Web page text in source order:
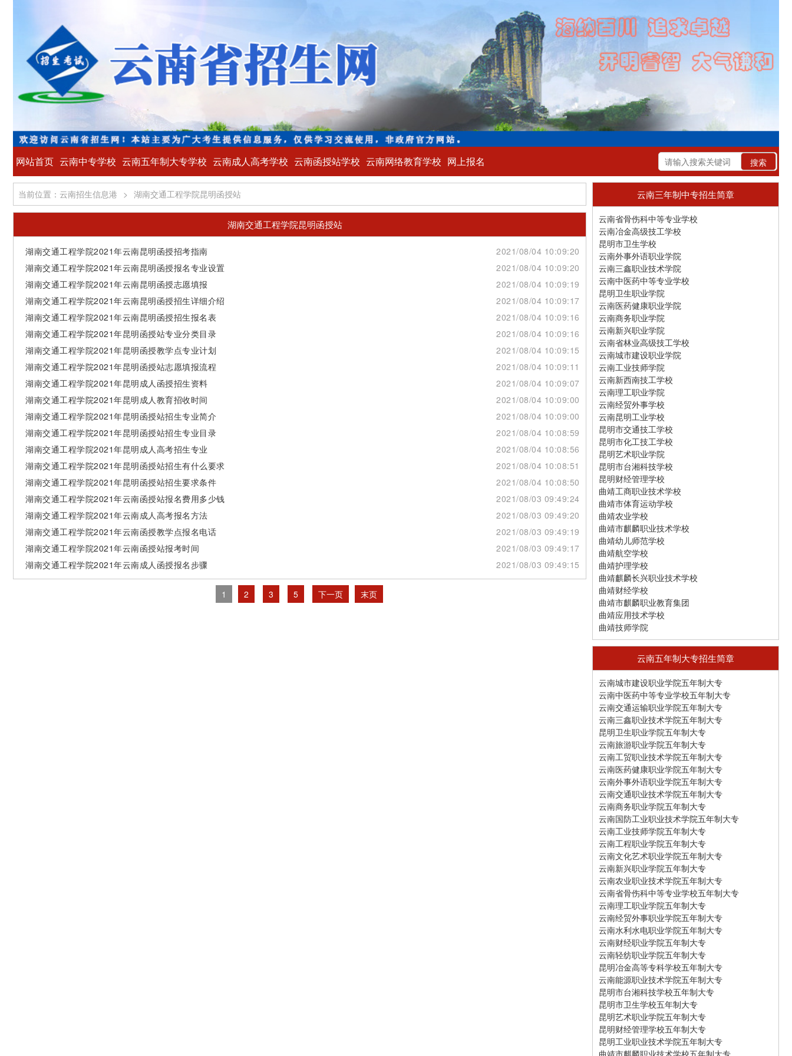
网站首页 云南中专学校 云南五年制大专学校 云南成人高考学校 云南函授站学校 云南网络教育学校 网上报名
当前位置：云南招生信息港 > 湖南交通工程学院昆明函授站
湖南交通工程学院昆明函授站
湖南交通工程学院2021年云南昆明函授招考指南
2021/08/04 10:09:20
湖南交通工程学院2021年云南昆明函授报名专业设置
2021/08/04 10:09:20
湖南交通工程学院2021年云南昆明函授志愿填报
2021/08/04 10:09:19
湖南交通工程学院2021年云南昆明函授招生详细介绍
2021/08/04 10:09:17
湖南交通工程学院2021年云南昆明函授招生报名表
2021/08/04 10:09:16
湖南交通工程学院2021年昆明函授站专业分类目录
2021/08/04 10:09:16
湖南交通工程学院2021年昆明函授教学点专业计划
2021/08/04 10:09:15
湖南交通工程学院2021年昆明函授站志愿填报流程
2021/08/04 10:09:11
湖南交通工程学院2021年昆明成人函授招生资料
2021/08/04 10:09:07
湖南交通工程学院2021年昆明成人教育招收时间
2021/08/04 10:09:00
湖南交通工程学院2021年昆明函授站招生专业简介
2021/08/04 10:09:00
湖南交通工程学院2021年昆明函授站招生专业目录
2021/08/04 10:08:59
湖南交通工程学院2021年昆明成人高考招生专业
2021/08/04 10:08:56
湖南交通工程学院2021年昆明函授站招生有什么要求
2021/08/04 10:08:51
湖南交通工程学院2021年昆明函授站招生要求条件
2021/08/04 10:08:50
湖南交通工程学院2021年云南函授站报名费用多少钱
2021/08/03 09:49:24
湖南交通工程学院2021年云南成人高考报名方法
2021/08/03 09:49:20
湖南交通工程学院2021年云南函授教学点报名电话
2021/08/03 09:49:19
湖南交通工程学院2021年云南函授站报考时间
2021/08/03 09:49:17
湖南交通工程学院2021年云南成人函授报名步骤
2021/08/03 09:49:15
1 2 3 5 下一页 末页
云南三年制中专招生简章
云南省骨伤科中等专业学校
云南冶金高级技工学校
昆明市卫生学校
云南外事外语职业学院
云南三鑫职业技术学院
云南中医药中等专业学校
昆明卫生职业学院
云南医药健康职业学院
云南商务职业学院
云南新兴职业学院
云南省林业高级技工学校
云南城市建设职业学院
云南工业技师学院
云南新西南技工学校
云南理工职业学院
云南经贸外事学校
云南昆明工业学校
昆明市交通技工学校
昆明市化工技工学校
昆明艺术职业学院
昆明市台湘科技学校
昆明财经管理学校
曲靖工商职业技术学校
曲靖市体育运动学校
曲靖农业学校
曲靖市麒麟职业技术学校
曲靖幼儿师范学校
曲靖航空学校
曲靖护理学校
曲靖麒麟长兴职业技术学校
曲靖财经学校
曲靖市麒麟职业教育集团
曲靖应用技术学校
曲靖技师学院
云南五年制大专招生简章
云南城市建设职业学院五年制大专
云南中医药中等专业学校五年制大专
云南交通运输职业学院五年制大专
云南三鑫职业技术学院五年制大专
昆明卫生职业学院五年制大专
云南旅游职业学院五年制大专
云南工贸职业技术学院五年制大专
云南医药健康职业学院五年制大专
云南外事外语职业学院五年制大专
云南交通职业技术学院五年制大专
云南商务职业学院五年制大专
云南国防工业职业技术学院五年制大专
云南工业技师学院五年制大专
云南工程职业学院五年制大专
云南文化艺术职业学院五年制大专
云南新兴职业学院五年制大专
云南农业职业技术学院五年制大专
云南省骨伤科中等专业学校五年制大专
云南理工职业学院五年制大专
云南经贸外事职业学院五年制大专
云南水利水电职业学院五年制大专
云南财经职业学院五年制大专
云南轻纺职业学院五年制大专
昆明冶金高等专科学校五年制大专
云南能源职业技术学院五年制大专
昆明市台湘科技学校五年制大专
昆明市卫生学校五年制大专
昆明艺术职业学院五年制大专
昆明财经管理学校五年制大专
昆明工业职业技术学院五年制大专